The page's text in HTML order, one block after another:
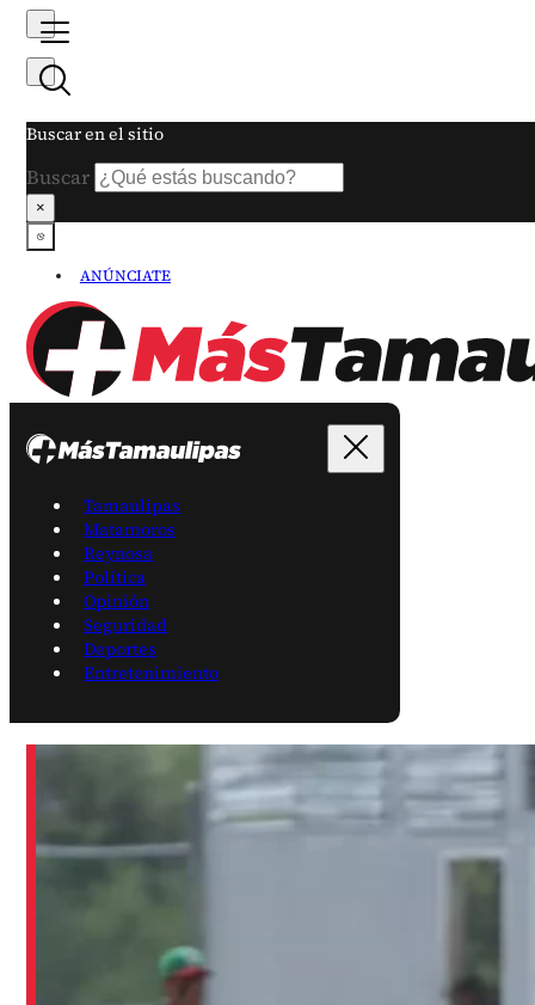
Buscar en el sitio
Buscar
×
ANÚNCIATE
Tamaulipas
Matamoros
Reynosa
Política
Opinión
Seguridad
Deportes
Entretenimiento